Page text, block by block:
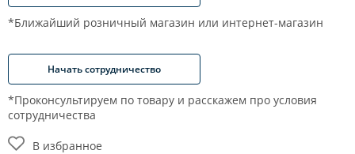
*Ближайший розничный магазин или интернет-магазин
Начать сотрудничество
*Проконсультируем по товару и расскажем про условия
сотрудничества
В избранное